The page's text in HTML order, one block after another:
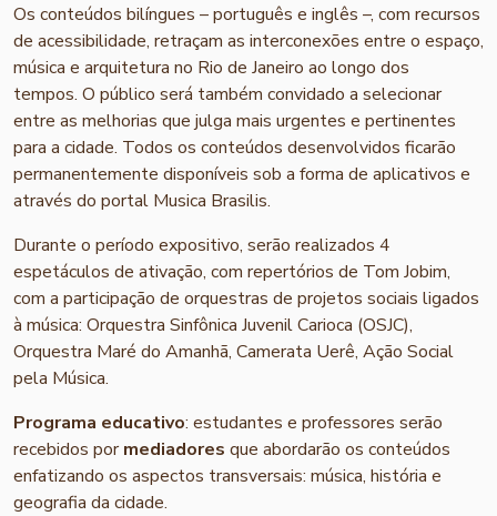
Os conteúdos bilíngues – português e inglês –, com recursos
de acessibilidade, retraçam as interconexões entre o espaço,
música e arquitetura no Rio de Janeiro ao longo dos
tempos. O público será também convidado a selecionar
entre as melhorias que julga mais urgentes e pertinentes
para a cidade. Todos os conteúdos desenvolvidos ficarão
permanentemente disponíveis sob a forma de aplicativos e
através do portal Musica Brasilis.
Durante o período expositivo, serão realizados 4
espetáculos de ativação, com repertórios de Tom Jobim,
com a participação de orquestras de projetos sociais ligados
à música: Orquestra Sinfônica Juvenil Carioca (OSJC),
Orquestra Maré do Amanhã, Camerata Uerê, Ação Social
pela Música.
Programa educativo: estudantes e professores serão
recebidos pormediadores que abordarão os conteúdos
enfatizando os aspectos transversais: música, história e
geografia da cidade.